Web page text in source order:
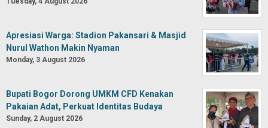
Apresiasi Warga: Stadion Pakansari & Masjid
Nurul Wathon Makin Nyaman
Monday, 3 August 2026
Bupati Bogor Dorong UMKM CFD Kenakan
Pakaian Adat, Perkuat Identitas Budaya
Sunday, 2 August 2026